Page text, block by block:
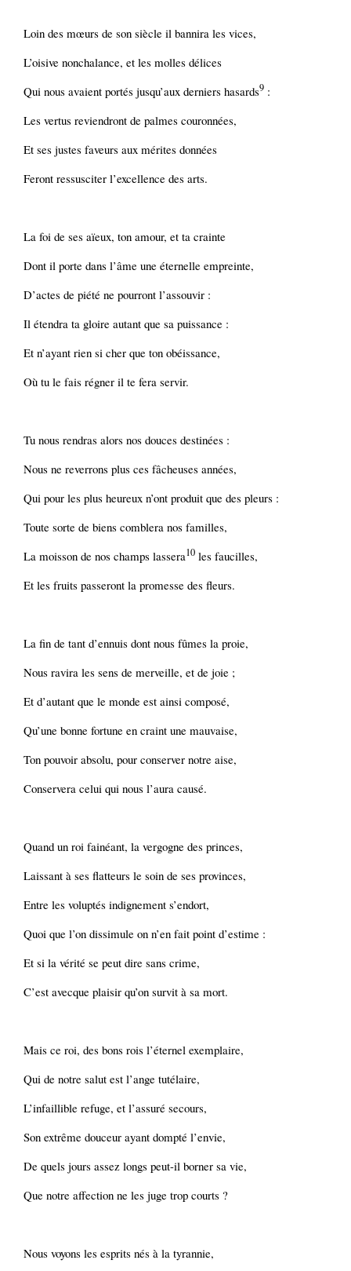
Loin des mœurs de son siècle il bannira les vices,
L’oisive nonchalance, et les molles délices
Qui nous avaient portés jusqu’aux derniers hasards9 :
Les vertus reviendront de palmes couronnées,
Et ses justes faveurs aux mérites données
Feront ressusciter l’excellence des arts.
La foi de ses aïeux, ton amour, et ta crainte
Dont il porte dans l’âme une éternelle empreinte,
D’actes de piété ne pourront l’assouvir :
Il étendra ta gloire autant que sa puissance :
Et n’ayant rien si cher que ton obéissance,
Où tu le fais régner il te fera servir.
Tu nous rendras alors nos douces destinées :
Nous ne reverrons plus ces fâcheuses années,
Qui pour les plus heureux n’ont produit que des pleurs :
Toute sorte de biens comblera nos familles,
La moisson de nos champs lassera10 les faucilles,
Et les fruits passeront la promesse des fleurs.
La fin de tant d’ennuis dont nous fûmes la proie,
Nous ravira les sens de merveille, et de joie ;
Et d’autant que le monde est ainsi composé,
Qu’une bonne fortune en craint une mauvaise,
Ton pouvoir absolu, pour conserver notre aise,
Conservera celui qui nous l’aura causé.
Quand un roi fainéant, la vergogne des princes,
Laissant à ses flatteurs le soin de ses provinces,
Entre les voluptés indignement s’endort,
Quoi que l’on dissimule on n’en fait point d’estime :
Et si la vérité se peut dire sans crime,
C’est avecque plaisir qu’on survit à sa mort.
Mais ce roi, des bons rois l’éternel exemplaire,
Qui de notre salut est l’ange tutélaire,
L’infaillible refuge, et l’assuré secours,
Son extrême douceur ayant dompté l’envie,
De quels jours assez longs peut-il borner sa vie,
Que notre affection ne les juge trop courts ?
Nous voyons les esprits nés à la tyrannie,